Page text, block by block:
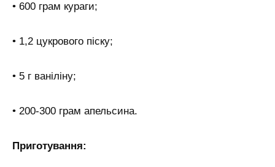
• 600 грам кураги;
• 1,2 цукрового піску;
• 5 г ваніліну;
• 200-300 грам апельсина.
Приготування: